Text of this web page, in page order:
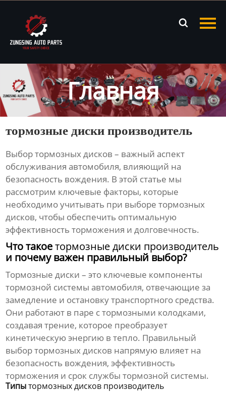

Продукция
Новости
О нас
Контакты
Главная
тормозные диски производитель
Выбортормозных дисков – важный аспект
обслуживания автомобиля, влияющий на
безопасность вождения. В этой статье мы
рассмотрим ключевые факторы, которые
необходимо учитывать при выборетормозных
дисков, чтобы обеспечить оптимальную
эффективность торможения и долговечность.
Что такоетормозные диски производитель
и почему важен правильный выбор?
Тормозные диски – это ключевые компоненты
тормозной системы автомобиля, отвечающие за
замедление и остановку транспортного средства.
Они работают в паре с тормозными колодками,
создавая трение, которое преобразует
кинетическую энергию в тепло. Правильный
выбортормозных дисков напрямую влияет на
безопасность вождения, эффективность
торможения и срок службы тормозной системы.
Типытормозных дисков производитель